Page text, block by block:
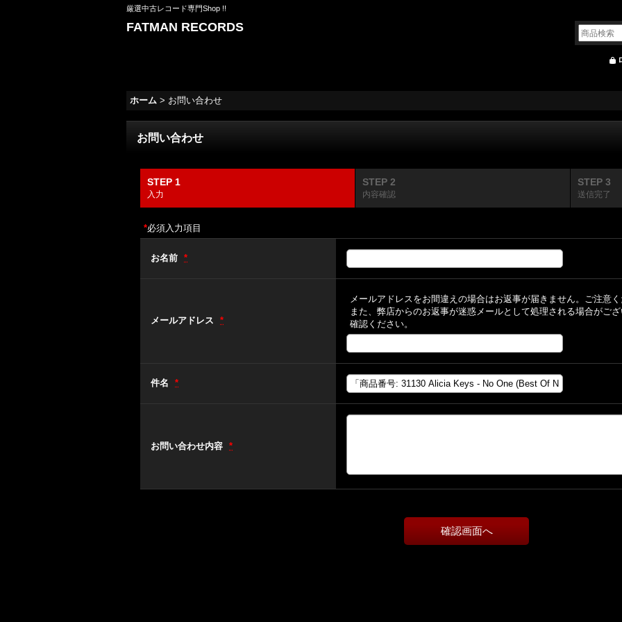
厳選中古レコード専門Shop !!
FATMAN RECORDS
ホーム > お問い合わせ
お問い合わせ
STEP 1
入力
STEP 2
内容確認
STEP 3
送信完了
*必須入力項目
お名前 *
メールアドレス *
メールアドレスをお間違えの場合はお返事が届きません。ご注意く
また、弊店からのお返事が迷惑メールとして処理される場合がご
確認ください。
件名 *
お問い合わせ内容 *